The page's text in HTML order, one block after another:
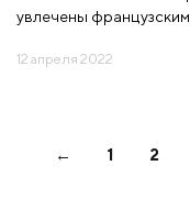
увлечены французским.
12 апреля 2022
← 1 2